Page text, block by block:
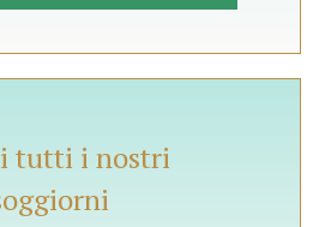
tutti i nostri